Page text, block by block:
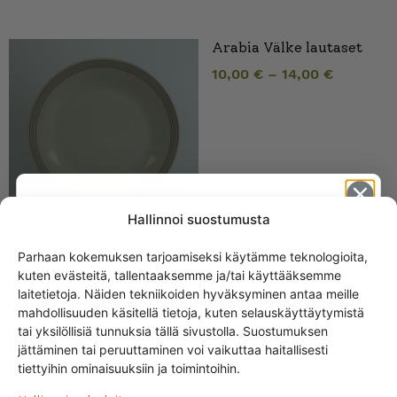
Hallinnoi suostumusta
Parhaan kokemuksen tarjoamiseksi käytämme teknologioita,
kuten evästeitä, tallentaaksemme ja/tai käyttääksemme
laitetietoja. Näiden tekniikoiden hyväksyminen antaa meille
mahdollisuuden käsitellä tietoja, kuten selauskäyttäytymistä
tai yksilöllisiä tunnuksia tällä sivustolla. Suostumuksen
jättäminen tai peruuttaminen voi vaikuttaa haitallisesti
tiettyihin ominaisuuksiin ja toimintoihin.
Arabia Välke lautaset
10,00 € – 14,00 €
SAMANKALTAISET TUOTTEET
Arabia Kastikeastia rosa
X-malli
Get -5%
off?
Yes! I want the discount